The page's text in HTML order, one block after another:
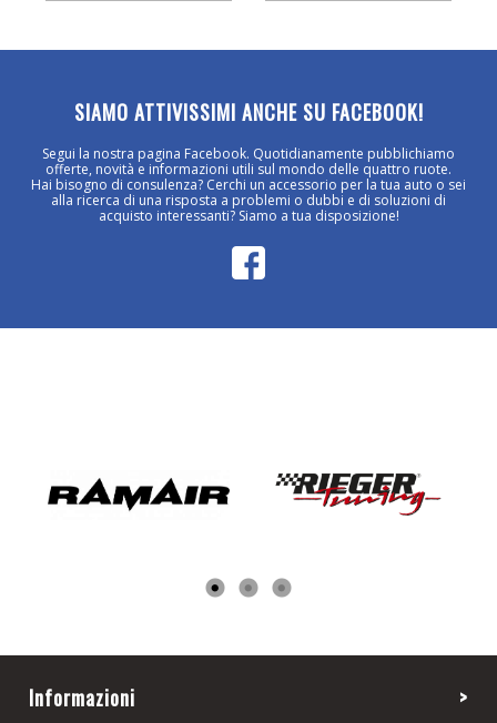
SIAMO ATTIVISSIMI ANCHE SU FACEBOOK!
Segui la nostra pagina Facebook. Quotidianamente pubblichiamo
offerte, novità e informazioni utili sul mondo delle quattro ruote.
Hai bisogno di consulenza? Cerchi un accessorio per la tua auto o sei
alla ricerca di una risposta a problemi o dubbi e di soluzioni di
acquisto interessanti? Siamo a tua disposizione!
Informazioni